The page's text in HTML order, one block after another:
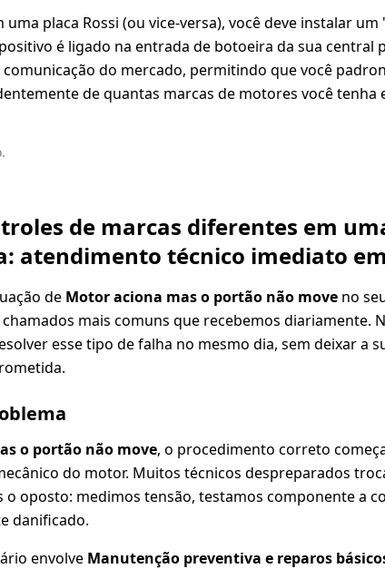
uma placa Rossi (ou vice-versa), você deve instalar
é ligado na entrada de botoeira da sua central
do mercado, permitindo que você
de quantas marcas de motores você tenha
de marcas diferentes em
atendimento técnico imediato
de Motor aciona mas o portão não move no
mais comuns que recebemos diariamente.
esse tipo de falha no mesmo dia, sem deixar a
o portão não move, o procedimento correto
do motor. Muitos técnicos despreparados
oposto: medimos tensão, testamos componente a
danificado.
envolve Manutenção preventiva e reparos